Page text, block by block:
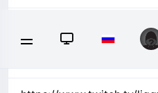
Старт за ШК